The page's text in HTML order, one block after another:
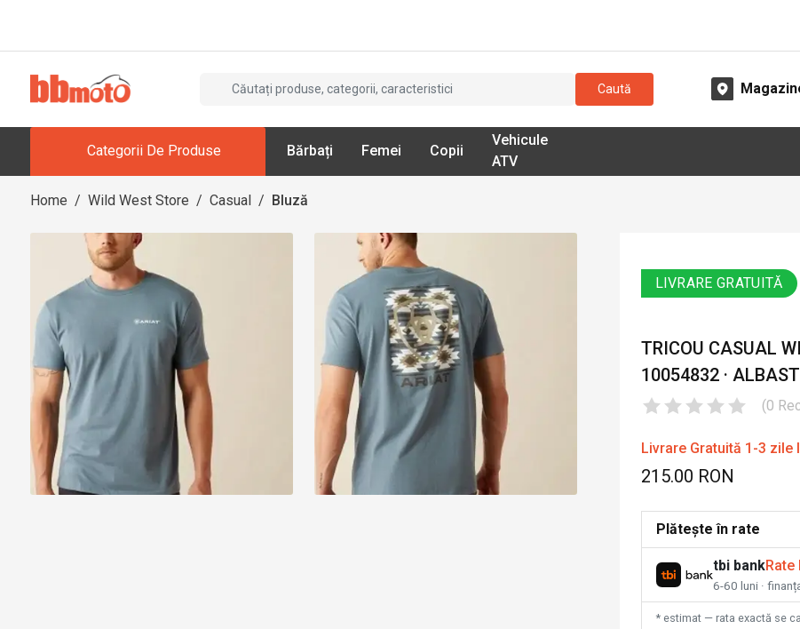
Caută
Categorii De Produse Bărbați Femei Copii
Vehicule
ATV
Home / Wild West Store / Casual / Bluză
LIVRARE GRATUITĂ
TRICOU CASUAL
10054832 ·
(0
Livrare Gratuită 1-3 zile
215.00 RON
Plătește în rate
tbi bankRate
6-60 luni ·
* estimat — rata exactă se